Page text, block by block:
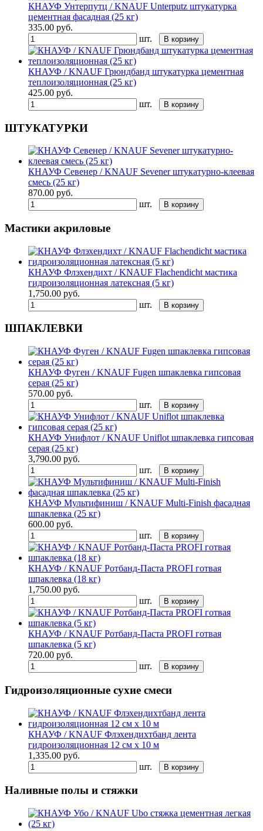
КНАУФ Унтерпутц / KNAUF Unterputz штукатурка
цементная фасадная (25 кг)
335.00 руб.
шт.
В корзину
КНАУФ / KNAUF Грюндбанд штукатурка цементная
теплоизоляционная (25 кг)
425.00 руб.
шт.
В корзину
ШТУКАТУРКИ
КНАУФ Севенер / KNAUF Sevener штукатурно-клеевая
смесь (25 кг)
870.00 руб.
шт.
В корзину
Мастики акриловые
КНАУФ Флэхендихт / KNAUF Flachendicht мастика
гидроизоляционная латексная (5 кг)
1,750.00 руб.
шт.
В корзину
ШПАКЛЕВКИ
КНАУФ Фуген / KNAUF Fugen шпаклевка гипсовая
серая (25 кг)
570.00 руб.
шт.
В корзину
КНАУФ Унифлот / KNAUF Uniflot шпаклевка гипсовая
серая (25 кг)
3,790.00 руб.
шт.
В корзину
КНАУФ Мультифиниш / KNAUF Multi-Finish фасадная
шпаклевка (25 кг)
600.00 руб.
шт.
В корзину
КНАУФ / KNAUF Ротбанд-Паста PROFI готвая
шпаклевка (18 кг)
1,750.00 руб.
шт.
В корзину
КНАУФ / KNAUF Ротбанд-Паста PROFI готвая
шпаклевка (5 кг)
720.00 руб.
шт.
В корзину
Гидроизоляционные сухие смеси
КНАУФ / KNAUF Флэхендихтбанд лента
гидроизоляционная 12 см х 10 м
1,335.00 руб.
шт.
В корзину
Наливные полы и стяжки